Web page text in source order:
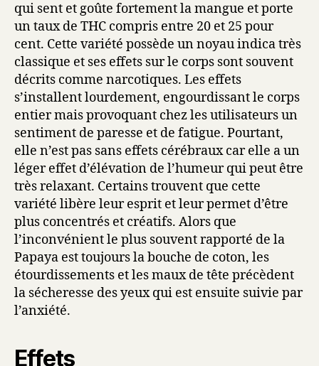
qui sent et goûte fortement la mangue et porte
un taux de THC compris entre 20 et 25 pour
cent. Cette variété possède un noyau indica très
classique et ses effets sur le corps sont souvent
décrits comme narcotiques. Les effets
s’installent lourdement, engourdissant le corps
entier mais provoquant chez les utilisateurs un
sentiment de paresse et de fatigue. Pourtant,
elle n’est pas sans effets cérébraux car elle a un
léger effet d’élévation de l’humeur qui peut être
très relaxant. Certains trouvent que cette
variété libère leur esprit et leur permet d’être
plus concentrés et créatifs. Alors que
l’inconvénient le plus souvent rapporté de la
Papaya est toujours la bouche de coton, les
étourdissements et les maux de tête précèdent
la sécheresse des yeux qui est ensuite suivie par
l’anxiété.
Effets